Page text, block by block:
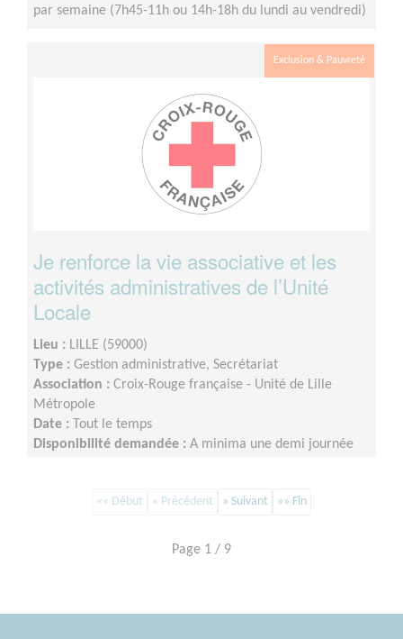
par semaine (7h45-11h ou 14h-18h du lundi au vendredi)
Exclusion & Pauvreté
Je renforce la vie associative et les
activités administratives de l’Unité
Locale
Lieu : LILLE (59000)
Type : Gestion administrative, Secrétariat
Association : Croix-Rouge française - Unité de Lille
Métropole
Date : Tout le temps
Disponibilité demandée : A minima une demi journée
«« Début « Précédent » Suivant »» Fin
Page 1 / 9